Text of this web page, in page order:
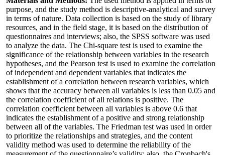
purpose, and the study method is descriptive-analytical and survey
in terms of nature. Data collection is based on the study of library
resources, and in the field stage, it is based on the distribution of
questionnaires and interviews; also, the SPSS software was used
to analyze the data. The Chi-square test is used to examine the
significance of the relationship between variables in the research
hypotheses, and the Pearson test is used to examine the correlation
of independent and dependent variables that indicates the
establishment of a correlation between research variables, which
shows that the accuracy between all variables is less than 0.05 and
the correlation coefficient of all relations is positive. The
correlation coefficient between all variables is above 0.6 that
indicates the establishment of a positive and strong relationship
between all of the variables. The Friedman test was used in order
to prioritize the relationships and strategies, and the content
validity method was used to determine the reliability of the